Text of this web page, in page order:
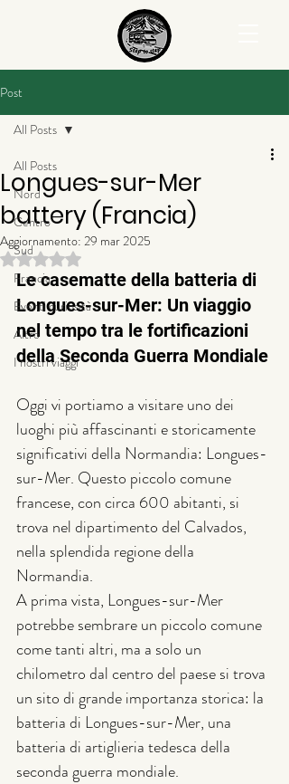
Post
All Posts
Nord
Centro
Sud
Francia
Eventi curiosità
Altro
I nostri viaggi
All Posts
Longues-sur-Mer
battery (Francia)
Aggiornamento: 29 mar 2025
Valutazione NaN stelle su 5.
Le casematte della batteria di
Longues-sur-Mer: Un viaggio
nel tempo tra le fortificazioni
della Seconda Guerra Mondiale
Oggi vi portiamo a visitare uno dei
luoghi più affascinanti e storicamente
significativi della Normandia: Longues-
sur-Mer. Questo piccolo comune
francese, con circa 600 abitanti, si
trova nel dipartimento del Calvados,
nella splendida regione della
Normandia.
A prima vista, Longues-sur-Mer
potrebbe sembrare un piccolo comune
come tanti altri, ma a solo un
chilometro dal centro del paese si trova
un sito di grande importanza storica: la
batteria di Longues-sur-Mer, una
batteria di artiglieria tedesca della
seconda guerra mondiale.